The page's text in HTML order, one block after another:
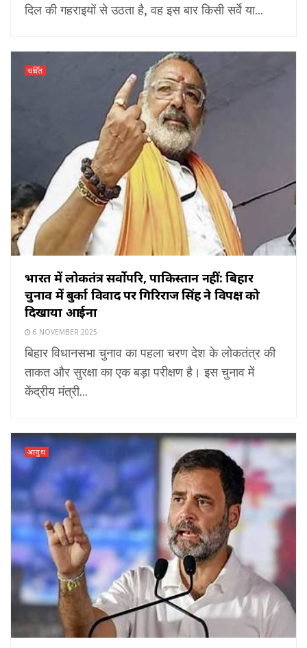
दिल की गहराइयों से उठता है, वह इस बार किसी सर्वे या...
चर्चित
भारत में लोकतंत्र सर्वोपरि, पाकिस्तान नहीं: बिहार
चुनाव में बुर्का विवाद पर गिरिराज सिंह ने विपक्ष को
दिखाया आईना
6 NOVEMBER 2025
बिहार विधानसभा चुनाव का पहला चरण देश के लोकतंत्र की
ताकत और सुरक्षा का एक बड़ा परीक्षण है। इस चुनाव में
केंद्रीय मंत्री...
आयुध